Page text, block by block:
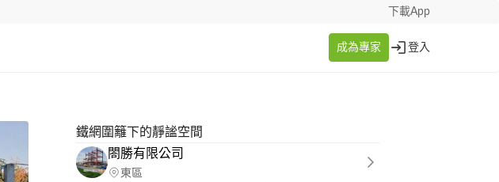
下載App
成為專家 登入
鐵網圍籬下的靜謐空間
閤勝有限公司
東區